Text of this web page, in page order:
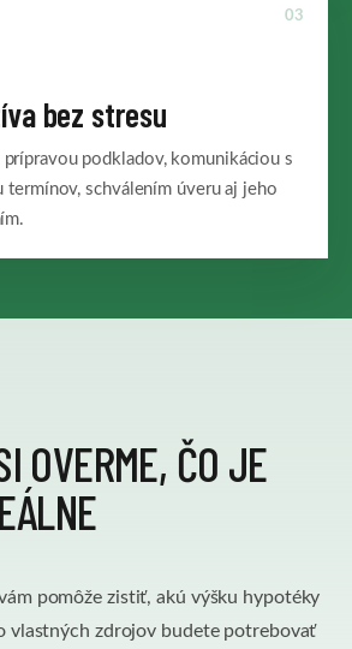
03
bez stresu
prípravou podkladov, komunikáciou s
termínov, schválením úveru aj jeho
OVERME, ČO JE
pomôže zistiť, akú výšku hypotéky
vlastných zdrojov budete potrebovať